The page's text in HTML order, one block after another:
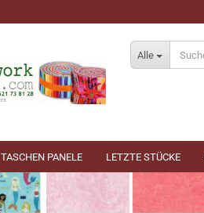
Alle
TASCHEN PANELE LETZTE STÜCKE